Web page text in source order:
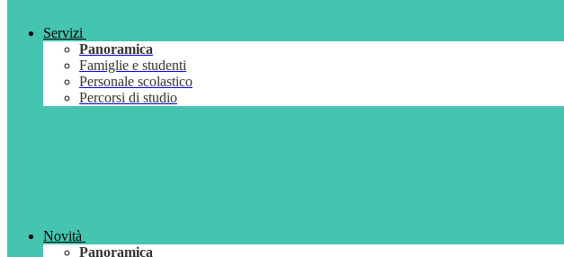
Servizi
Panoramica
Famiglie e studenti
Personale scolastico
Percorsi di studio
Novità
Panoramica